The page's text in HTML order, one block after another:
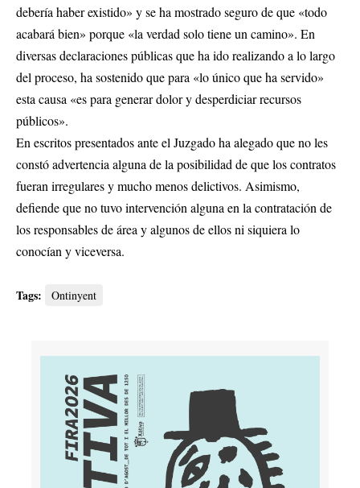
debería haber existido» y se ha mostrado seguro de que «todo
acabará bien» porque «la verdad solo tiene un camino». En
diversas declaraciones públicas que ha ido realizando a lo largo
del proceso, ha sostenido que para «lo único que ha servido»
esta causa «es para generar dolor y desperdiciar recursos
públicos».
En escritos presentados ante el Juzgado ha alegado que no les
constó advertencia alguna de la posibilidad de que los contratos
fueran irregulares y mucho menos delictivos. Asimismo,
defiende que no tuvo intervención alguna en la contratación de
los responsables de área y algunos de ellos ni siquiera lo
conocían y viceversa.
Tags: Ontinyent